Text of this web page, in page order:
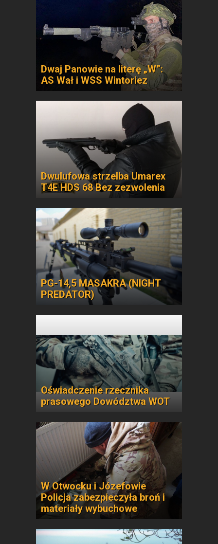
Dwaj Panowie na literę „W”:
AS Wał i WSS Wintoriez
Dwulufowa strzelba Umarex
T4E HDS 68 Bez zezwolenia
PG-14,5 MASAKRA (NIGHT
PREDATOR)
Oświadczenie rzecznika
prasowego Dowództwa WOT
W Otwocku i Józefowie
Policja zabezpieczyła broń i
materiały wybuchowe